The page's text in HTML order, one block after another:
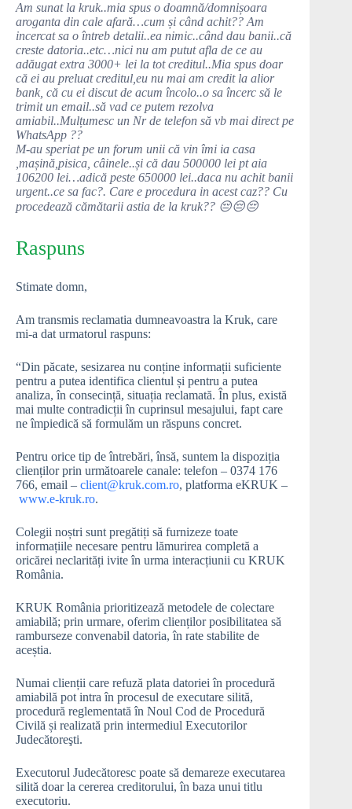
Am sunat la kruk..mia spus o doamnă/domnișoara
aroganta din cale afară…cum și când achit?? Am
incercat sa o întreb detalii..ea nimic..când dau banii..că
creste datoria..etc…nici nu am putut afla de ce au
adăugat extra 3000+ lei la tot creditul..Mia spus doar
că ei au preluat creditul,eu nu mai am credit la alior
bank, că cu ei discut de acum încolo..o sa încerc să le
trimit un email..să vad ce putem rezolva
amiabil..Mulțumesc un Nr de telefon să vb mai direct pe
WhatsApp ??
M-au speriat pe un forum unii că vin îmi ia casa
,mașină,pisica, câinele..și că dau 500000 lei pt aia
106200 lei…adică peste 650000 lei..daca nu achit banii
urgent..ce sa fac?. Care e procedura in acest caz?? Cu
procedează cămătarii astia de la kruk?? 😔😔😔
Raspuns
Stimate domn,
Am transmis reclamatia dumneavoastra la Kruk, care
mi-a dat urmatorul raspuns:
“Din păcate, sesizarea nu conține informații suficiente
pentru a putea identifica clientul și pentru a putea
analiza, în consecință, situația reclamată. În plus, există
mai multe contradicții în cuprinsul mesajului, fapt care
ne împiedică să formulăm un răspuns concret.
Pentru orice tip de întrebări, însă, suntem la dispoziția
clienților prin următoarele canale: telefon – 0374 176
766, email – client@kruk.com.ro, platforma eKRUK –
www.e-kruk.ro.
Colegii noștri sunt pregătiți să furnizeze toate
informațiile necesare pentru lămurirea completă a
oricărei neclarități ivite în urma interacțiunii cu KRUK
România.
KRUK România prioritizează metodele de colectare
amiabilă; prin urmare, oferim clienților posibilitatea să
ramburseze convenabil datoria, în rate stabilite de
aceștia.
Numai clienții care refuză plata datoriei în procedură
amiabilă pot intra în procesul de executare silită,
procedură reglementată în Noul Cod de Procedură
Civilă și realizată prin intermediul Executorilor
Judecătoreşti.
Executorul Judecătoresc poate să demareze executarea
silită doar la cererea creditorului, în baza unui titlu
executoriu.